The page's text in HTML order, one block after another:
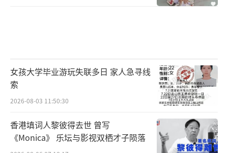
十里江湾等楼盘项目的复工情况，并信访突出
问题化解等工作。
而根据湖南住建厅的公开消息，暗访的时
间轴至少可以追溯到今年二季度。
5月中旬，湖南省人民政府副省长蒋涤非在
女孩大学毕业游玩失联多日 家人急寻线
索
2026-08-03 11:50:30
香港填词人黎彼得去世 曾写
《Monica》 乐坛与影视双栖才子陨落